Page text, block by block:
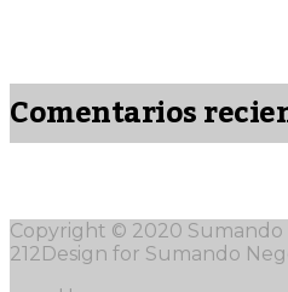
Comentarios
Copyright © 2020 Sumando
212Design for Sumando